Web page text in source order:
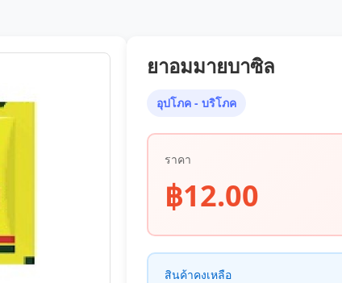
ยาอมมายบาซิล
อุปโภค - บริโภค
ราคา
฿12.00
สินค้าคงเหลือ